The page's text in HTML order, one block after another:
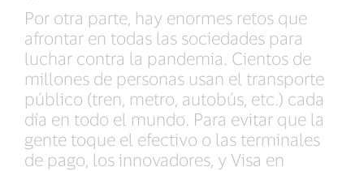
Por otra parte, hay enormes retos que
afrontar en todas las sociedades para
luchar contra la pandemia. Cientos de
millones de personas usan el transporte
público (tren, metro, autobús, etc.) cada
día en todo el mundo. Para evitar que la
gente toque el efectivo o las terminales
de pago, los innovadores, y Visa en